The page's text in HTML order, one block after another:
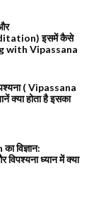
इसमें कैसे
with Vipassana
( Vipassana
होता है इसका
विज्ञान:
ध्यान में क्या